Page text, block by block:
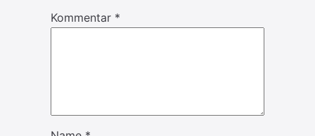
Kommentar *